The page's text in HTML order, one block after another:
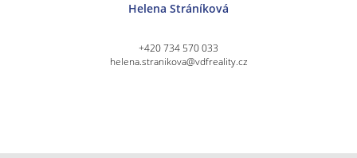
Helena Stráníková
+420 734 570 033
helena.stranikova@vdfreality.cz